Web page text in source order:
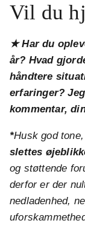
Vil du
★ Har du
år? Hvad
håndtere
erfaringer?
kommentar,
*Husk god
slettes
og støttende
derfor er der
nedladenhed,